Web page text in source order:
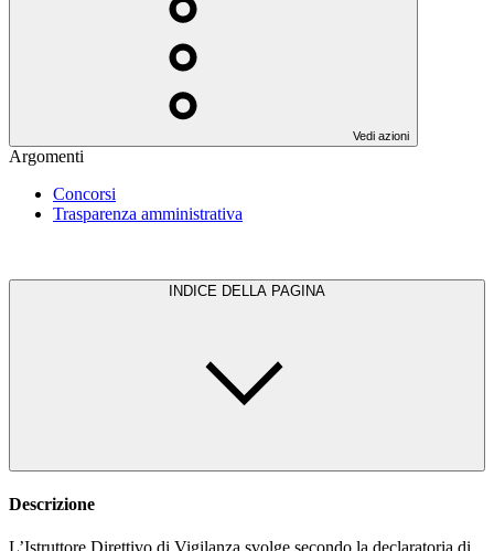
Vedi azioni
Argomenti
Concorsi
Trasparenza amministrativa
INDICE DELLA PAGINA
Descrizione